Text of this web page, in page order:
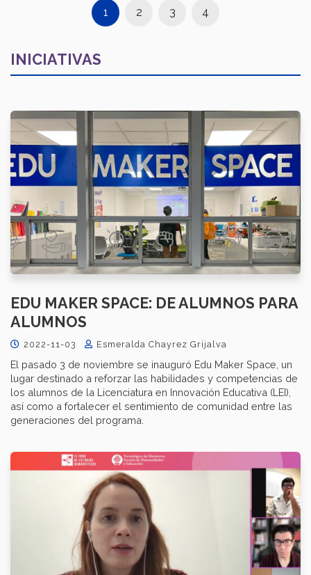
1 2 3 4
INICIATIVAS
EDU MAKER SPACE: DE ALUMNOS PARA
ALUMNOS
2022-11-03 Esmeralda Chayrez Grijalva
El pasado 3 de noviembre se inauguró Edu Maker Space, un
lugar destinado a reforzar las habilidades y competencias de
los alumnos de la Licenciatura en Innovación Educativa (LEI),
así como a fortalecer el sentimiento de comunidad entre las
generaciones del programa.